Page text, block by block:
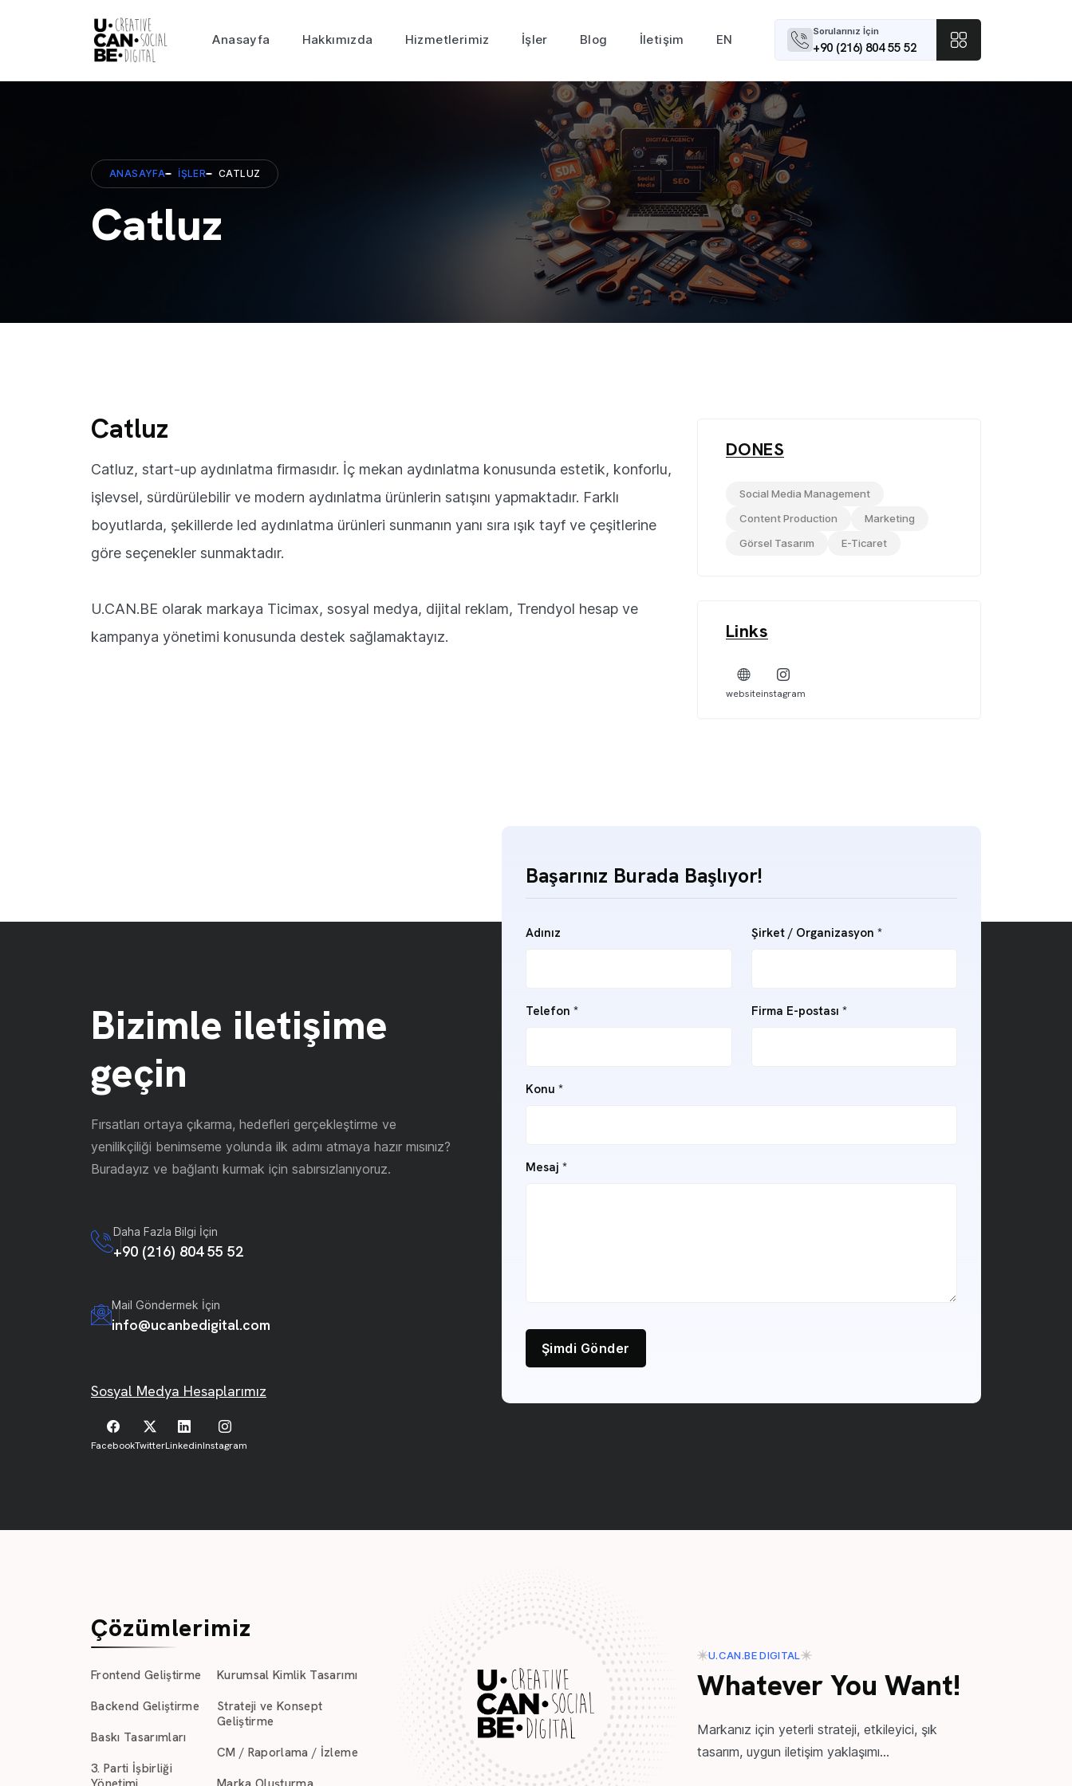
Anasayfa Hakkımızda Hizmetlerimiz İşler Blog İletişim EN
Sorularınız İçin
+90 (216) 804 55 52
ANASAYFA İŞLER CATLUZ
Catluz
Catluz
Catluz, start-up aydınlatma firmasıdır. İç mekan aydınlatma konusunda estetik, konforlu,
işlevsel, sürdürülebilir ve modern aydınlatma ürünlerin satışını yapmaktadır. Farklı
boyutlarda, şekillerde led aydınlatma ürünleri sunmanın yanı sıra ışık tayf ve çeşitlerine
göre seçenekler sunmaktadır.
U.CAN.BE olarak markaya Ticimax, sosyal medya, dijital reklam, Trendyol hesap ve
kampanya yönetimi konusunda destek sağlamaktayız.
DONES
Social Media Management
Content Production
Marketing
Görsel Tasarım
E-Ticaret
Links
websiteinstagram
Bizimle iletişime
geçin
Fırsatları ortaya çıkarma, hedefleri gerçekleştirme ve
yenilikçiliği benimseme yolunda ilk adımı atmaya hazır mısınız?
Buradayız ve bağlantı kurmak için sabırsızlanıyoruz.
Daha Fazla Bilgi İçin
+90 (216) 804 55 52
Mail Göndermek İçin
info@ucanbedigital.com
Sosyal Medya Hesaplarımız
FacebookTwitterLinkedinInstagram
Başarınız Burada Başlıyor!
Adınız Şirket / Organizasyon *
Telefon * Firma E-postası *
Konu *
Mesaj *
Şimdi Gönder
Çözümlerimiz
Frontend Geliştirme
Backend Geliştirme
Baskı Tasarımları
3. Parti İşbirliği
Kurumsal Kimlik Tasarımı
Strateji ve Konsept
Geliştirme
CM / Raporlama / İzleme
U.CAN.BE DIGITAL
Whatever You Want!
Markanız için yeterli strateji, etkileyici, şık
tasarım, uygun iletişim yaklaşımı...